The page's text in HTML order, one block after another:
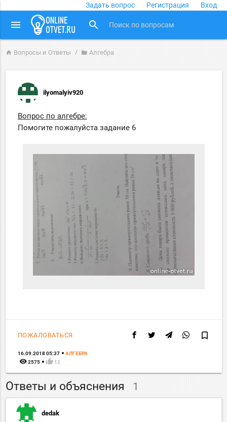
Задать вопрос Регистрация Вход
menu search
home Вопросы и Ответы folder Алгебра
ilyomalyiv920
Вопрос по алгебре:
Помогите пожалуйста задание 6
ПОЖАЛОВАТЬСЯ bookmark_border
16.09.2018 05:37 АЛГЕБРА
remove_red_eye 2575 thumb_up 12
Ответы и объяснения 1
dedak